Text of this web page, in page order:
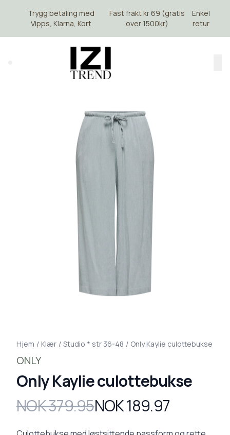
Trygg betaling med
Vipps, Klarna, Kort
Fast frakt kr 69 (gratis
over 1500kr)
Enkel
retur
Hjem / Klær / Studio * str 36-48 / Only Kaylie culottebukse
ONLY
Only Kaylie culottebukse
Produktdetaljer
NOK 379.95NOK 189.97